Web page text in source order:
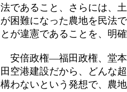
法であること、さらには、
が困難になった農地を民法
とが違憲であることを、明
安倍政権―福田政権、堂
田空港建設だから、どんな
構わないという発想で、農